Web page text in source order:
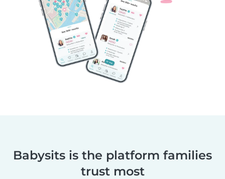
Babysits is the platform families
trust most